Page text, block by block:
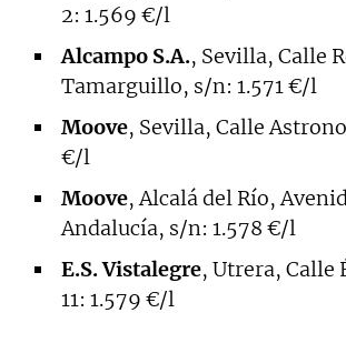
2: 1.569 €/l
Alcampo S.A., Sevilla, Calle
Tamarguillo, s/n: 1.571 €/l
Moove, Sevilla, Calle
€/l
Moove, Alcalá del Río,
Andalucía, s/n: 1.578 €/l
E.S. Vistalegre, Utrera, Calle
11: 1.579 €/l